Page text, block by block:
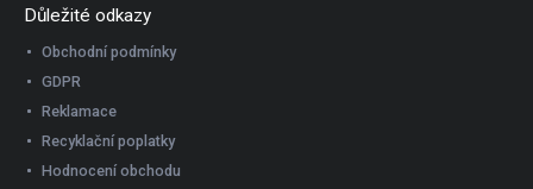
Důležité odkazy
Obchodní podmínky
GDPR
Reklamace
Recyklační poplatky
Hodnocení obchodu